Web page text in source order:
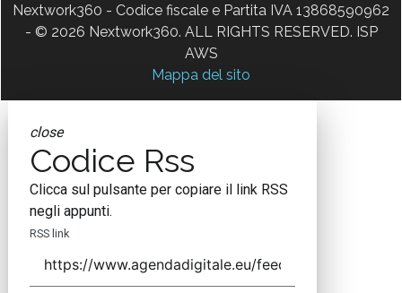
Nextwork360 - Codice fiscale e Partita IVA 13868590962
- © 2026 Nextwork360. ALL RIGHTS RESERVED. ISP
AWS
Mappa del sito
close
Codice Rss
Clicca sul pulsante per copiare il link RSS
negli appunti.
RSS link